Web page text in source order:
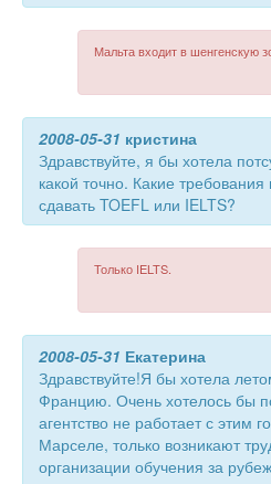
Мальта входит в шенгенскую
2008-05-31 кристина
Здравствуйте, я бы хотела
какой точно. Какие
сдавать TOEFL или IELTS?
Только IELTS.
2008-05-31 Екатерина
Здравствуйте!Я бы хотела
Францию. Очень хотелось бы
агентство не работает с этим
Марселе, только возникают
организации обучения за